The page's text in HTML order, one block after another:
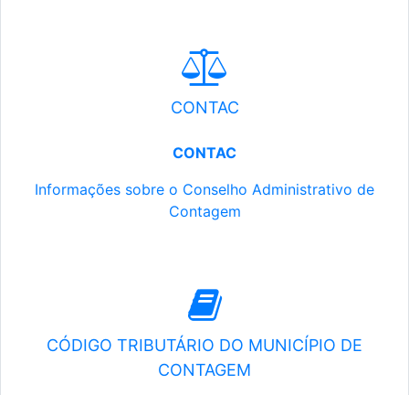
CONTAC
CONTAC
Informações sobre o Conselho Administrativo de
Contagem
CÓDIGO TRIBUTÁRIO DO MUNICÍPIO DE
CONTAGEM